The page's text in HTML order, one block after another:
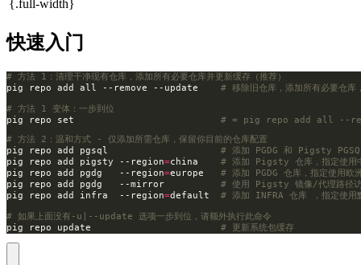
{.full-width}
快速入门
# 方法 1：清理干净现有仓库，添加所有必要仓库并更新缓存（推荐）
pig repo add all --remove --update # 移除旧仓库，添加所有必要仓库
# 方法 1 变体：一步到位
pig repo set # = pig repo add all --
# 方法 2：温和方式 - 仅添加所需仓库，保留你目前的仓库配置
pig repo add pgsql # 添加 PGDG 和 Pigsty
pig repo add pigsty --region=china # 添加 Pigsty 仓库，指定使用
pig repo add pgdg   --region=europe # 添加 PGDG 仓库，指定使用欧
pig repo add pgdg   --mirror # 使用 Pigsty 镜像/代理路径访
pig repo add infra  --region=default # 添加 INFRA 仓库 ，指定使用
# 如果上面没有-u|--update 选项一步到位，请额外执行此命令
pig repo update # 更新系统包缓存